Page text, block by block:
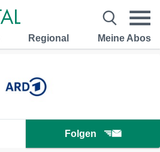
Regional Meine Abos
Folgen